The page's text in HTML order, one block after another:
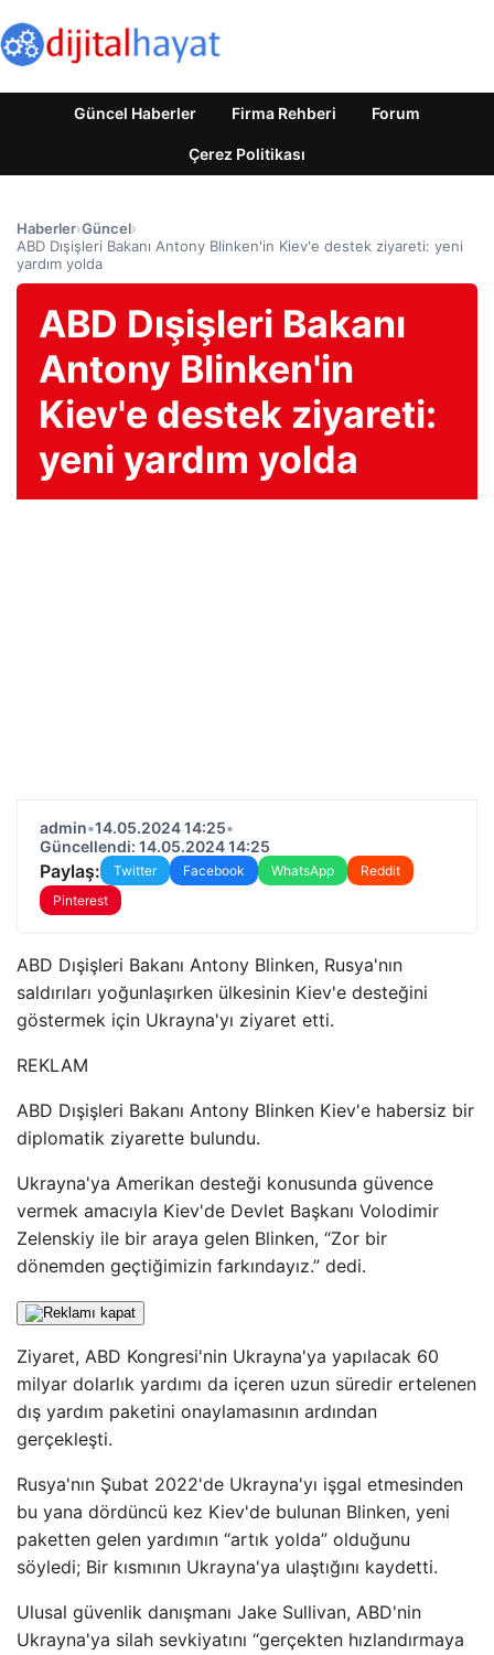
Güncel Haberler Firma Rehberi Forum
Çerez Politikası
Haberler›Güncel›
ABD Dışişleri Bakanı Antony Blinken'in Kiev'e destek ziyareti: yeni
yardım yolda
ABD Dışişleri Bakanı
Antony Blinken'in
Kiev'e destek ziyareti:
yeni yardım yolda
admin•14.05.2024 14:25•
Güncellendi: 14.05.2024 14:25
Paylaş: Twitter Facebook WhatsApp
Reddit
Pinterest
ABD Dışişleri Bakanı Antony Blinken, Rusya'nın
saldırıları yoğunlaşırken ülkesinin Kiev'e desteğini
göstermek için Ukrayna'yı ziyaret etti.
REKLAM
ABD Dışişleri Bakanı Antony Blinken Kiev'e habersiz bir
diplomatik ziyarette bulundu.
Ukrayna'ya Amerikan desteği konusunda güvence
vermek amacıyla Kiev'de Devlet Başkanı Volodimir
Zelenskiy ile bir araya gelen Blinken, “Zor bir
dönemden geçtiğimizin farkındayız.” dedi.
Ziyaret, ABD Kongresi'nin Ukrayna'ya yapılacak 60
milyar dolarlık yardımı da içeren uzun süredir ertelenen
dış yardım paketini onaylamasının ardından
gerçekleşti.
Rusya'nın Şubat 2022'de Ukrayna'yı işgal etmesinden
bu yana dördüncü kez Kiev'de bulunan Blinken, yeni
paketten gelen yardımın “artık yolda” olduğunu
söyledi; Bir kısmının Ukrayna'ya ulaştığını kaydetti.
Ulusal güvenlik danışmanı Jake Sullivan, ABD'nin
Ukrayna'ya silah sevkiyatını “gerçekten hızlandırmaya